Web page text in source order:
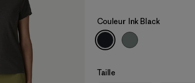
Couleur Ink Black
Taille